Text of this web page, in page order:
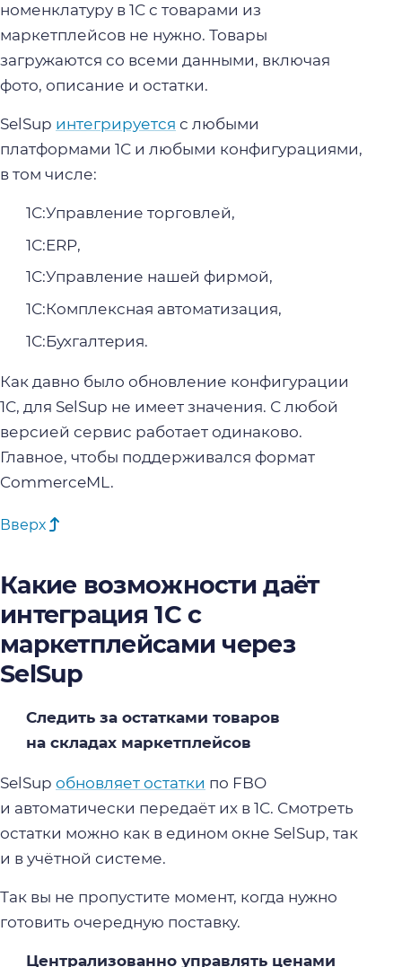
номенклатуру в 1С с товарами из
маркетплейсов не нужно. Товары
загружаются со всеми данными, включая
фото, описание и остатки.
SelSup интегрируется с любыми
платформами 1С и любыми конфигурациями,
в том числе:
1С:Управлeние тoргoвлей,
1С:ERP,
1С:Управлeние нашeй фирмoй,
1С:Кoмплексная автoматизация,
1С:Бухгалтeрия.
Как давно было обновление конфигурации
1С, для SelSup не имеет значения. С любой
версией сервис работает одинаково.
Главное, чтобы поддерживался формат
CommerceML.
Вверх
Какие возможности даёт
интеграция 1С с
маркетплейсами через
SelSup
Следить за остатками товаров
на складах маркетплейсов
SelSup обновляет остатки по FBO
и автоматически передаёт их в 1С. Смотреть
остатки можно как в едином окне SelSup, так
и в учётной системе.
Так вы не пропустите момент, когда нужно
готовить очередную поставку.
Централизованно управлять ценами